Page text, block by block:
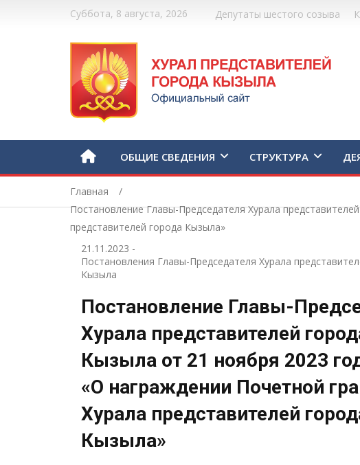
Суббота, 8 августа, 2026 Депутаты шестого созыва
ОБЩИЕ СВЕДЕНИЯ СТРУКТУРА
Главная
Постановление Главы-Председателя Хурала
представителей города Кызыла»
21.11.2023 -
Постановления Главы-Председателя Хурала
Кызыла
Постановление Главы-
Хурала представителей
Кызыла от 21 ноября 2023
«О награждении Почетной
Хурала представителей
Кызыла»